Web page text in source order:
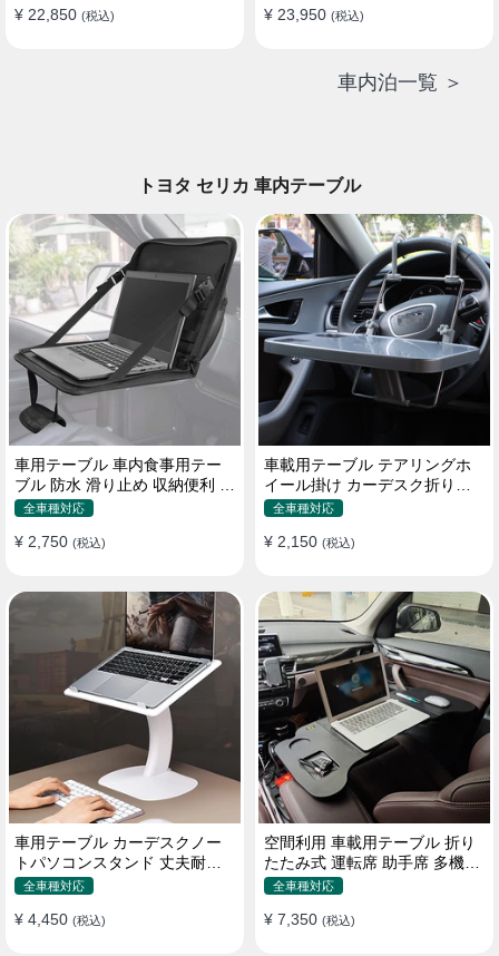
¥ 22,850 (税込)
¥ 23,950 (税込)
車内泊一覧 ＞
トヨタ セリカ 車内テーブル
車用テーブル 車内食事用テー
ブル 防水 滑り止め 収納便利 多
機能ラップトップバッグ
全車種対応
¥ 2,750 (税込)
車載用テーブル テアリングホ
イール掛け カーデスク折りた
たみ式 パソコン 食事 物置
全車種対応
¥ 2,150 (税込)
車用テーブル カーデスクノー
トパソコンスタンド 丈夫耐用
調整可能 車内車外 多機能用
全車種対応
¥ 4,450 (税込)
空間利用 車載用テーブル 折り
たたみ式 運転席 助手席 多機能
パソコン 食事 書き込み
全車種対応
¥ 7,350 (税込)